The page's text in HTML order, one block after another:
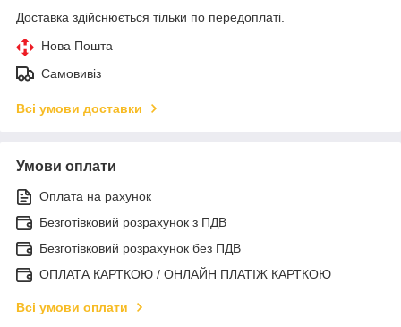
Доставка здійснюється тільки по передоплаті.
Нова Пошта
Самовивіз
Всі умови доставки
Умови оплати
Оплата на рахунок
Безготівковий розрахунок з ПДВ
Безготівковий розрахунок без ПДВ
ОПЛАТА КАРТКОЮ / ОНЛАЙН ПЛАТІЖ КАРТКОЮ
Всі умови оплати